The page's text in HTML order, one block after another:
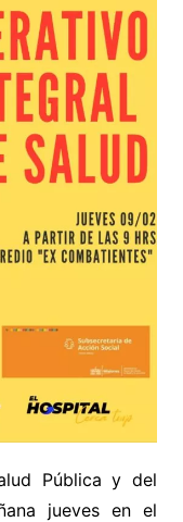
Pública y del
jueves en el